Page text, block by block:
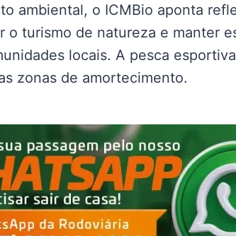
ambiental, o ICMBio aponta
o turismo de natureza e manter
locais. A pesca
zonas de amortecimento.